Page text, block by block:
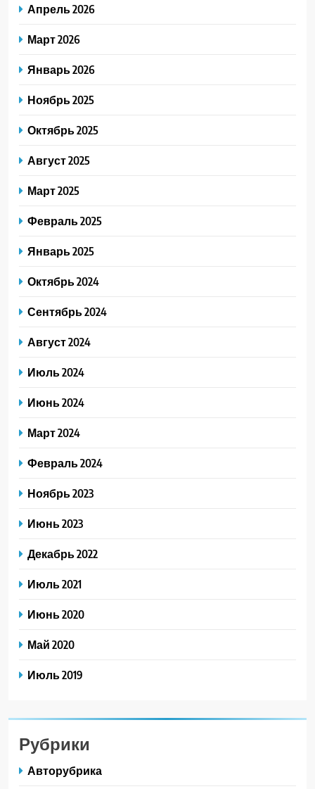
Апрель 2026
Март 2026
Январь 2026
Ноябрь 2025
Октябрь 2025
Август 2025
Март 2025
Февраль 2025
Январь 2025
Октябрь 2024
Сентябрь 2024
Август 2024
Июль 2024
Июнь 2024
Март 2024
Февраль 2024
Ноябрь 2023
Июнь 2023
Декабрь 2022
Июль 2021
Июнь 2020
Май 2020
Июль 2019
Рубрики
Авторубрика